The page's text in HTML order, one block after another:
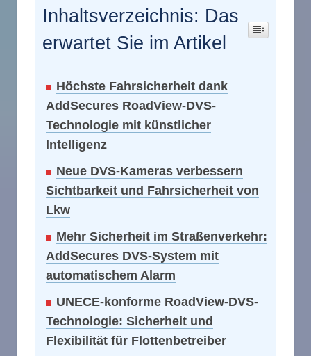
Inhaltsverzeichnis: Das
erwartet Sie im Artikel
Höchste Fahrsicherheit dank
AddSecures RoadView-DVS-
Technologie mit künstlicher
Intelligenz
Neue DVS-Kameras verbessern
Sichtbarkeit und Fahrsicherheit von
Lkw
Mehr Sicherheit im Straßenverkehr:
AddSecures DVS-System mit
automatischem Alarm
UNECE-konforme RoadView-DVS-
Technologie: Sicherheit und
Flexibilität für Flottenbetreiber